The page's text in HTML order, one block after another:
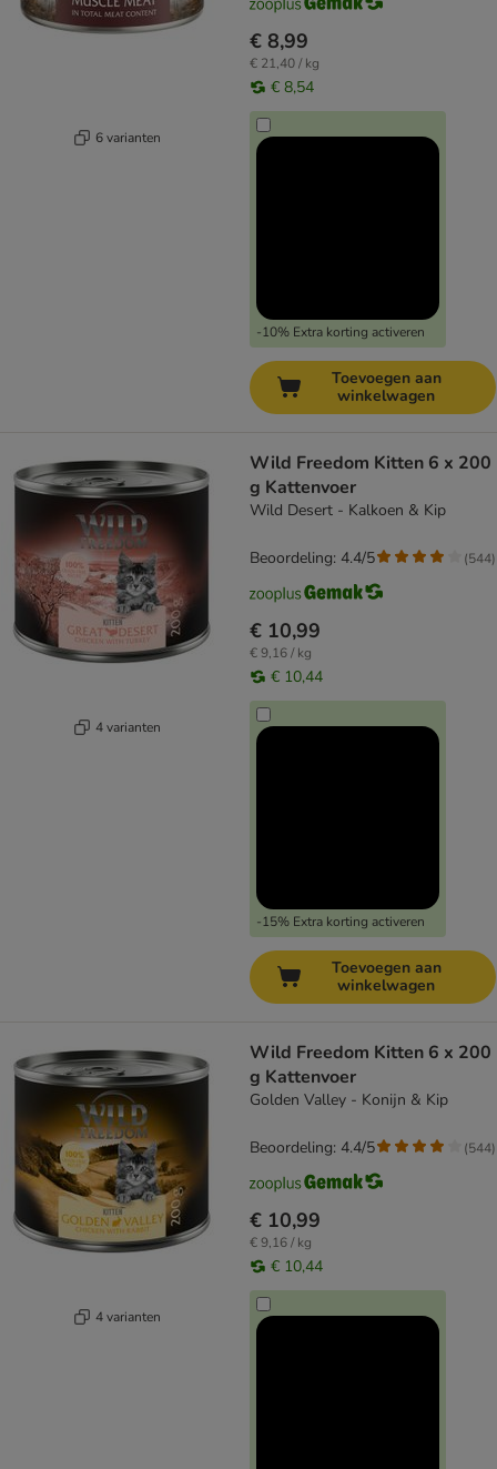
6 varianten
€ 8,99
€ 21,40 / kg
€ 8,54
-10% Extra korting activeren
Toevoegen aan
winkelwagen
4 varianten
Wild Freedom Kitten 6 x 200
g Kattenvoer
Wild Desert - Kalkoen & Kip
€ 10,99
€ 9,16 / kg
€ 10,44
-15% Extra korting activeren
Beoordeling: 4.4/5 (544)
Toevoegen aan
winkelwagen
4 varianten
Wild Freedom Kitten 6 x 200
g Kattenvoer
Golden Valley - Konijn & Kip
€ 10,99
€ 9,16 / kg
€ 10,44
Beoordeling: 4.4/5 (544)